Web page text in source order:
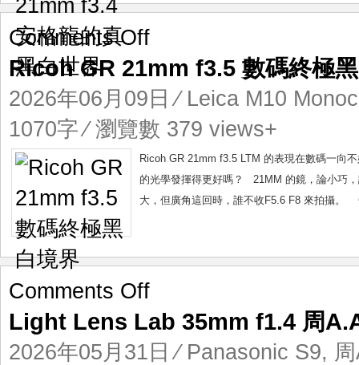
世
Comments Offon
GR
f3.5
數
碼
終
極
白
Ricoh GR 21mm f3.5 數碼終極
2026年06月09日 ⁄ Leica M10
1070字 ⁄ 瀏覽數 379 views+
Ricoh GR 21mm f3.5 LTM 的表現在數碼一向
的光學發揮得更好嗎？ 21MM 的鏡，論小巧
大，但廣角這回時，誰不收F5.6 F8 來拍攝。
Comments Offon
Lens
35mm
Light Lens Lab 35mm f1.4 周
2026年05月31日 ⁄ Panasonic S9,